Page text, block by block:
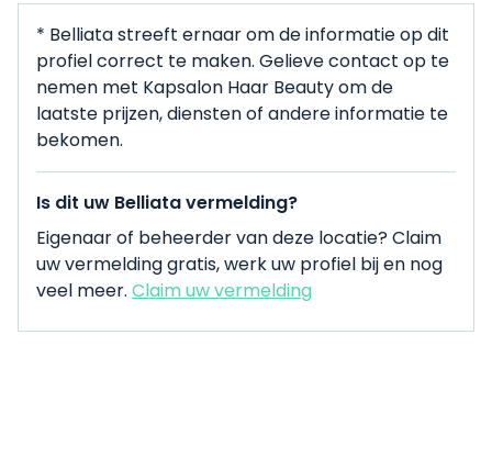
* Belliata streeft ernaar om de informatie op dit
profiel correct te maken. Gelieve contact op te
nemen met Kapsalon Haar Beauty om de
laatste prijzen, diensten of andere informatie te
bekomen.
Is dit uw Belliata vermelding?
Eigenaar of beheerder van deze locatie? Claim
uw vermelding gratis, werk uw profiel bij en nog
veel meer. Claim uw vermelding